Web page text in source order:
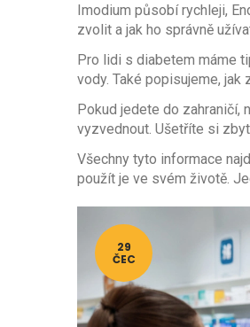
Imodium působí rychleji,
zvolit a jak ho správně
Pro lidi s diabetem máme
vody. Také popisujeme,
Pokud jedete do zahraničí,
vyzvednout. Ušetříte si
Všechny tyto informace
použít je ve svém životě.
29
ČEC